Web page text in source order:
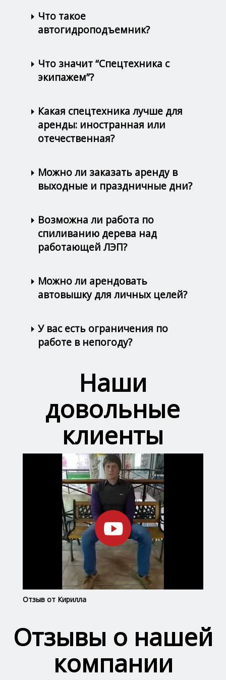
Что такое
автогидроподъемник?
Что значит “Спецтехника с
экипажем”?
Какая спецтехника лучше для
аренды: иностранная или
отечественная?
Можно ли заказать аренду в
выходные и праздничные дни?
Возможна ли работа по
спиливанию дерева над
работающей ЛЭП?
Можно ли арендовать
автовышку для личных целей?
У вас есть ограничения по
работе в непогоду?
Наши
довольные
клиенты
Отзыв от Кирилла
Отзывы о нашей
компании